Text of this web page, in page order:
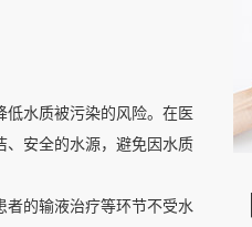
水质被污染的风险。在医
、安全的水源，避免因水质
的输液治疗等环节不受水